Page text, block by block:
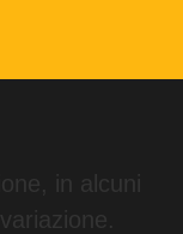
in alcuni